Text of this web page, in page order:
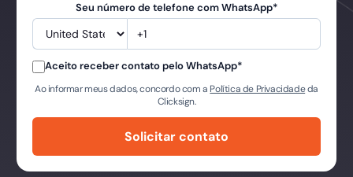
Seu número de telefone com WhatsApp*
Aceito receber contato pelo WhatsApp*
Ao informar meus dados, concordo com a Política de Privacidadeda
Clicksign.